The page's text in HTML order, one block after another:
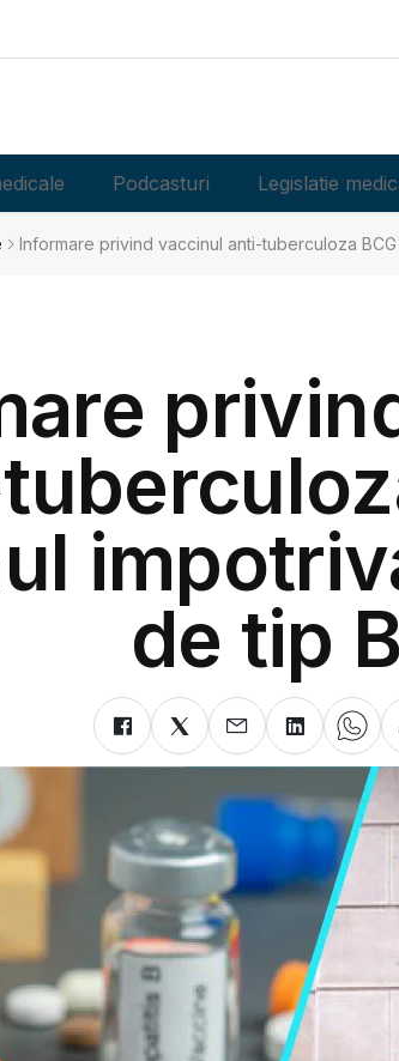
Podcasturi Legislatie
Informare privind vaccinul anti-tuberculoza
de tip B